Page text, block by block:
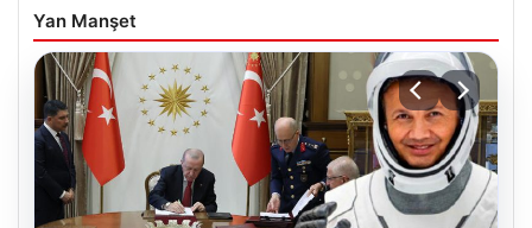
Yan Manşet